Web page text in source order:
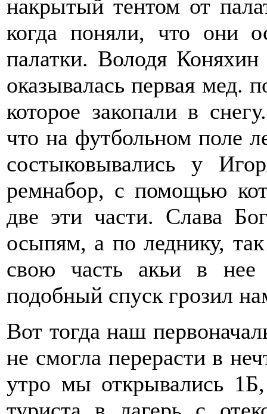
накрытый тентом от
когда поняли, что они
палатки. Володя
оказывалась первая мед.
которое закопали в
что на футбольном поле
состыковывались у
ремнабор, с помощью
две эти части. Слава
осыпям, а по леднику,
свою часть акьи в нее
подобный спуск грозил
Вот тогда наш
не смогла перерасти в
утро мы открывались